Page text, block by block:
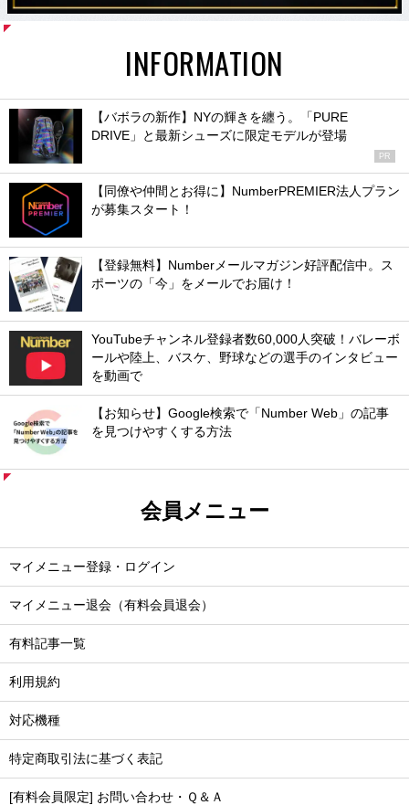
INFORMATION
【バボラの新作】NYの輝きを纏う。「PURE
DRIVE」と最新シューズに限定モデルが登場
PR
【同僚や仲間とお得に】NumberPREMIER法人プラン
が募集スタート！
【登録無料】Numberメールマガジン好評配信中。ス
ポーツの「今」をメールでお届け！
YouTubeチャンネル登録者数60,000人突破！バレーボ
ールや陸上、バスケ、野球などの選手のインタビュー
を動画で
【お知らせ】Google検索で「Number Web」の記事
を見つけやすくする方法
会員メニュー
マイメニュー登録・ログイン
マイメニュー退会（有料会員退会）
有料記事一覧
利用規約
対応機種
特定商取引法に基づく表記
[有料会員限定] お問い合わせ・Ｑ＆Ａ